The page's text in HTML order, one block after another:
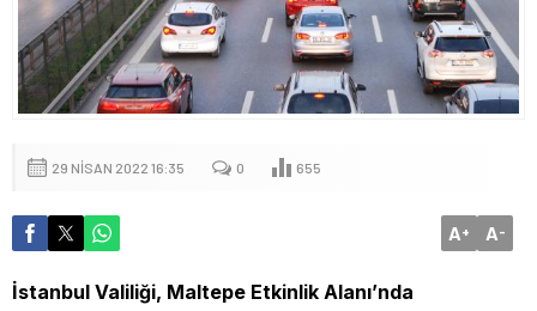
29 NISAN 2022 16:35 0 655
A+ A-
İstanbul Valiliği, Maltepe Etkinlik Alanı’nda